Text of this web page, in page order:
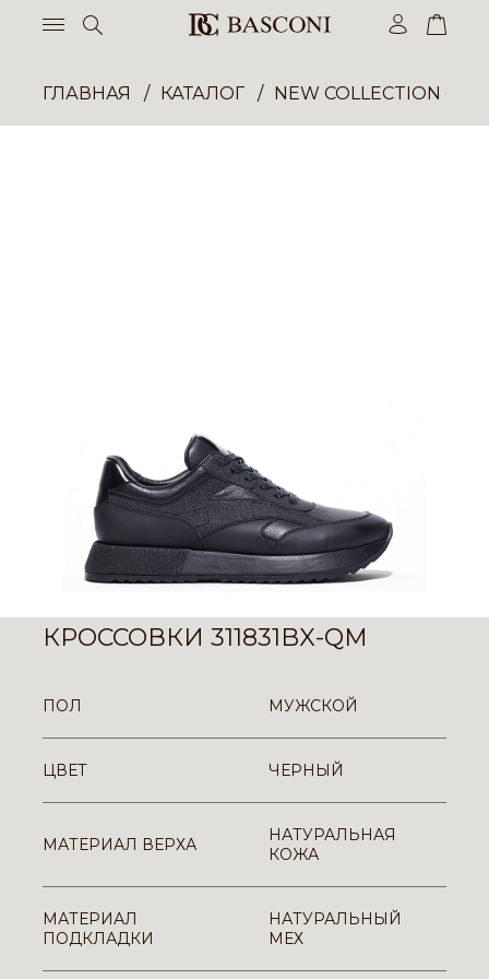
ГЛАВНАЯ КАТАЛОГ NEW COLLECTION
КРОССОВКИ 311831BX-QM
ПОЛ МУЖСКОЙ
ЦВЕТ ЧЕРНЫЙ
МАТЕРИАЛ ВЕРХА
НАТУРАЛЬНАЯ
КОЖА
МАТЕРИАЛ
ПОДКЛАДКИ
НАТУРАЛЬНЫЙ
МЕХ